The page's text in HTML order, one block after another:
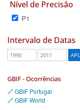
Nível de Precisão
P1
Intervalo de Datas
GBIF - Ocorrências
🔗 GBIF Portugal
🔗 GBIF World